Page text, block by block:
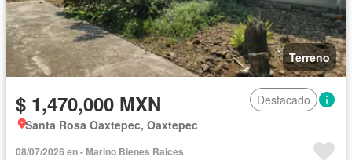
Terreno
$ 1,470,000 MXN
Destacado
Santa Rosa Oaxtepec, Oaxtepec
08/07/2026 en - Marino Bienes Raices